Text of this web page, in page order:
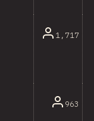
1,717
963